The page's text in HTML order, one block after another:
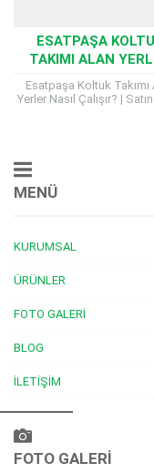
ESATPAŞA
TAKIMI ALAN
Esatpaşa Koltuk Takımı
Yerler Nasıl Çalışır? |
MENÜ
KURUMSAL
ÜRÜNLER
FOTO GALERI
BLOG
İLETIŞIM
FOTO GALERİ